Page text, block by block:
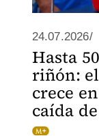
24.07.2026/
Hasta
riñón:
crece
caída